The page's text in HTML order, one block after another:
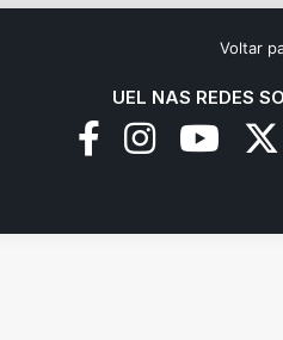
Voltar
UEL NAS REDES